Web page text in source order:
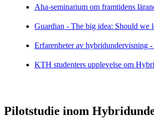
Aha-seminarium om framtidens
Guardian - The big idea: Should we
Erfarenheter av hybridundervisning
KTH studenters upplevelse om
Pilotstudie inom